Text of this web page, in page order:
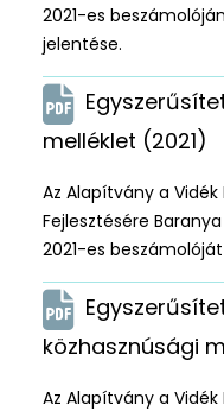
2021-es
jelentése.
melléklet (2021)
Az Alapítvány a
Fejlesztésére
2021-es
közhasznúsági
Az Alapítvány a